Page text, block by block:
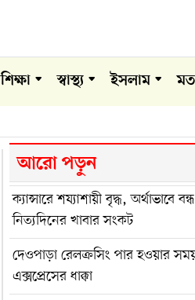
শিক্ষা স্বাস্থ্য ইসলাম
আরো পড়ুন
ক্যান্সারে শয্যাশায়ী বৃদ্ধ, অর্থাভাবে
নিত্যদিনের খাবার সংকট
দেওপাড়া রেলক্রসিং পার হওয়ার
এক্সপ্রেসের ধাক্কা